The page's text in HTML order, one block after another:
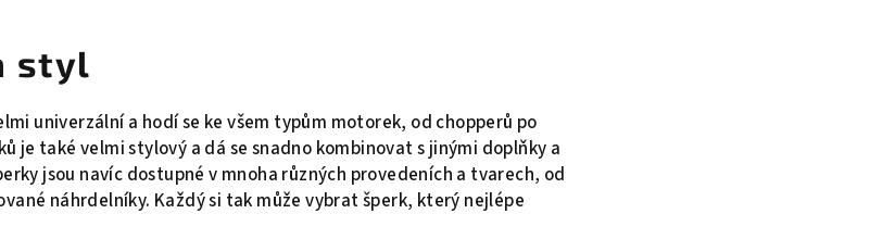
styl
univerzální a hodí se ke všem typům motorek, od chopperů po
je také velmi stylový a dá se snadno kombinovat s jinými doplňky a
jsou navíc dostupné v mnoha různých provedeních a tvarech, od
náhrdelníky. Každý si tak může vybrat šperk, který nejlépe